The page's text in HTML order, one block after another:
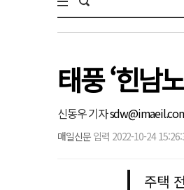
태풍 ‘힌남
신동우 기자
매일신문 입력 2022-10-24
주택